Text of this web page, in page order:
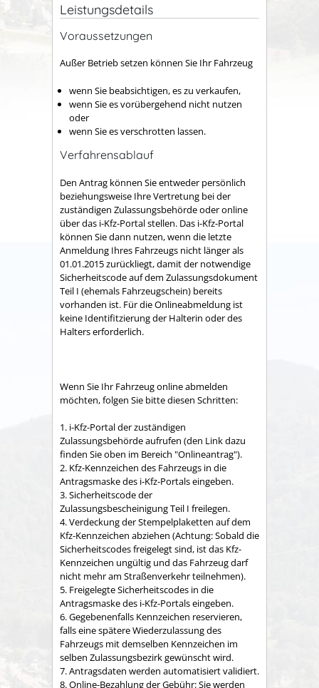
Leistungsdetails
Voraussetzungen
Außer Betrieb setzen können Sie Ihr Fahrzeug
wenn Sie beabsichtigen, es zu verkaufen,
wenn Sie es vorübergehend nicht nutzen
oder
wenn Sie es verschrotten lassen.
Verfahrensablauf
Den Antrag können Sie entweder persönlich
beziehungsweise Ihre Vertretung bei der
zuständigen Zulassungsbehörde oder online
über das i-Kfz-Portal stellen. Das i-Kfz-Portal
können Sie dann nutzen, wenn die letzte
Anmeldung Ihres Fahrzeugs nicht länger als
01.01.2015 zurückliegt, damit der notwendige
Sicherheitscode auf dem Zulassungsdokument
Teil I (ehemals Fahrzeugschein) bereits
vorhanden ist. Für die Onlineabmeldung ist
keine Identifitzierung der Halterin oder des
Halters erforderlich.
Wenn Sie Ihr Fahrzeug online abmelden
möchten, folgen Sie bitte diesen Schritten:
1. i-Kfz-Portal der zuständigen
Zulassungsbehörde aufrufen (den Link dazu
finden Sie oben im Bereich "Onlineantrag").
2. Kfz-Kennzeichen des Fahrzeugs in die
Antragsmaske des i-Kfz-Portals eingeben.
3. Sicherheitscodeder
Zulassungsbescheinigung Teil I freilegen.
4. Verdeckung der Stempelplaketten auf dem
Kfz-Kennzeichen abziehen (Achtung: Sobald die
Sicherheitscodesfreigelegt sind, ist das Kfz-
Kennzeichen ungültig und das Fahrzeug darf
nicht mehr am Straßenverkehr teilnehmen).
5. Freigelegte Sicherheitscodes in die
Antragsmaske des i-Kfz-Portals eingeben.
6.Gegebenenfalls Kennzeichen reservieren,
falls eine spätere Wiederzulassung des
Fahrzeugs mit demselben Kennzeichen im
selben Zulassungsbezirk gewünscht wird.
7. Antragsdaten werden automatisiert validiert.
8. Online-Bezahlung der Gebühr: Sie werden